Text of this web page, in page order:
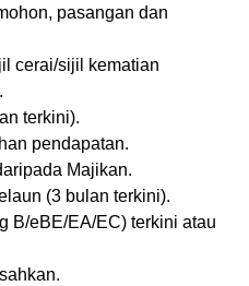
pasangan dan
cerai/sijil kematian
terkini).
pendapatan.
Majikan.
(3 bulan terkini).
B/eBE/EA/EC) terkini atau